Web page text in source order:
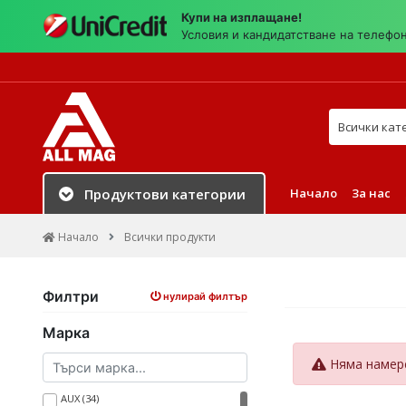
Купи на изплащане!
Условия и кандидатстване на телефон
Търси в
Продуктови категории Начало За нас
Начало Всички продукти
Филтри нулирай филтър
Марка
AUX (34)
Няма